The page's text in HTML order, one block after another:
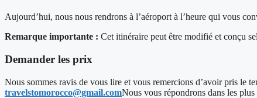
Aujourd’hui, nous nous rendrons à l’aéroport à l’heure qui vous
Remarque importante : Cet itinéraire peut être modifié et conçu
Demander les prix
Nous sommes ravis de vous lire et vous remercions d’avoir pris le
travelstomorocco@gmail.comNous vous répondrons dans les